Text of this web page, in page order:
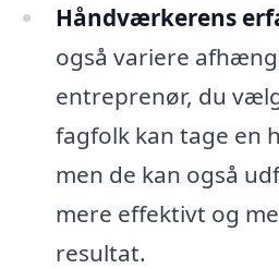
Håndværkerens
også variere
entreprenør, du
fagfolk kan tage en
men de kan også
mere effektivt og
resultat.